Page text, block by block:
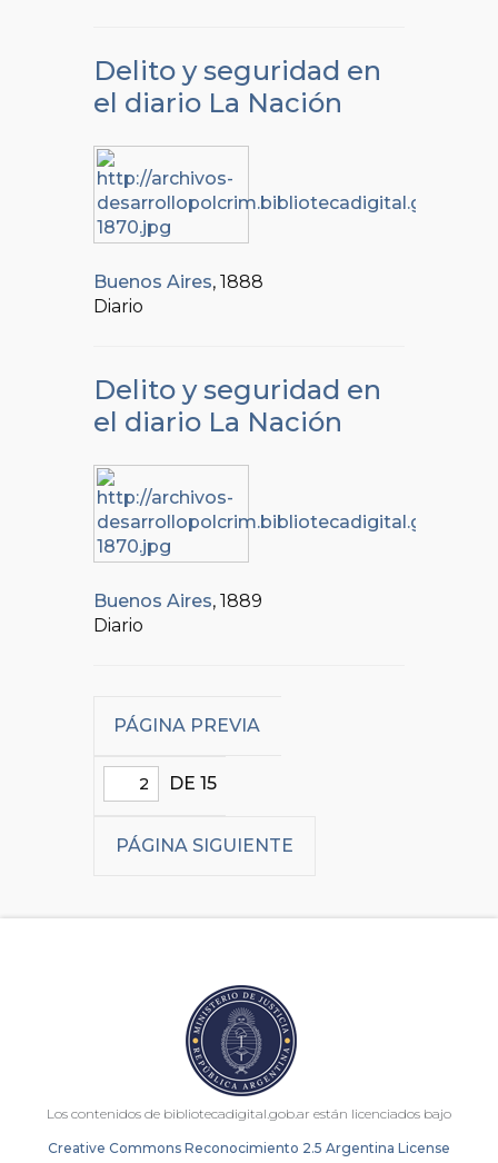
Delito y seguridad en
el diario La Nación
Buenos Aires, 1888
Diario
Delito y seguridad en
el diario La Nación
Buenos Aires, 1889
Diario
PÁGINA PREVIA
DE 15
PÁGINA SIGUIENTE
Los contenidos de bibliotecadigital.gob.ar están licenciados bajo
Creative Commons Reconocimiento 2.5 Argentina License